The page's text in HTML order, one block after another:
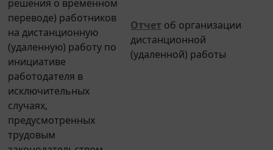
переводе) работников
на дистанционную
(удаленную) работу по
инициативе
работодателя в
исключительных
случаях,
предусмотренных
трудовым
законодательством
Отчет
об организации
дистанционной
(удаленной) работы